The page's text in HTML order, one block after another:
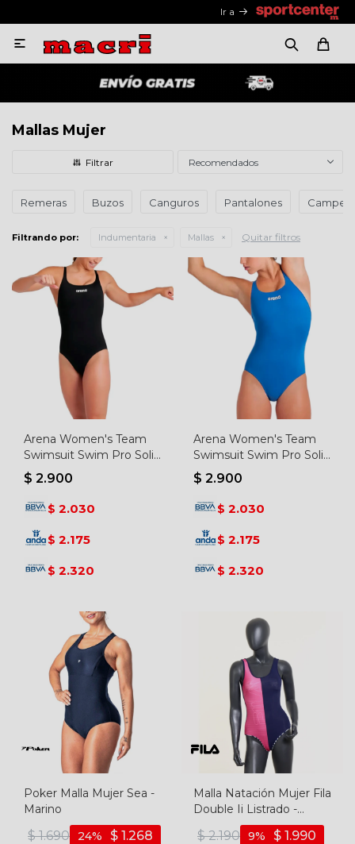
Ir a

Mallas Mujer
Recomendados
Remeras Buzos Canguros Pantalones
Filtrando por: Indumentaria Mallas Quitar filtros
Arena Women's Team
Swimsuit Swim Pro Solid
Black - Negro-blanco
$ 2.900
$ 2.030
$ 2.175
$ 2.320
Arena Women's Team
Swimsuit Swim Pro Solid
- Royal-blanco
$ 2.900
$ 2.030
$ 2.175
$ 2.320
Poker Malla Mujer Sea -
Marino
$ 1.690 $ 1.268
24
Malla Natación Mujer Fila
Double Ii Listrado -
Marino-marino
$ 2.190 $ 1.990
9